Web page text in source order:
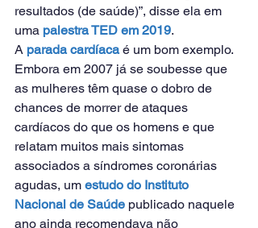
resultados (de saúde)”, disse ela em
uma palestra TED em 2019.
A parada cardíaca é um bom exemplo.
Embora em 2007 já se soubesse que
as mulheres têm quase o dobro de
chances de morrer de ataques
cardíacos do que os homens e que
relatam muitos mais sintomas
associados a síndromes coronárias
agudas, um estudo do Instituto
Nacional de Saúde publicado naquele
ano ainda recomendava não